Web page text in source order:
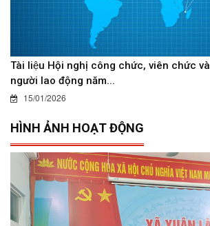
Tài liệu Hội nghị công chức, viên chức và
người lao động năm...
15/01/2026
HÌNH ẢNH HOẠT ĐỘNG